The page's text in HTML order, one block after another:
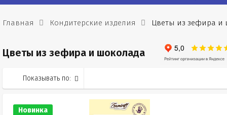
Главная Кондитерские изделия Цветы из зефира и
Цветы из зефира и шоколада
Показывать по:
Новинка